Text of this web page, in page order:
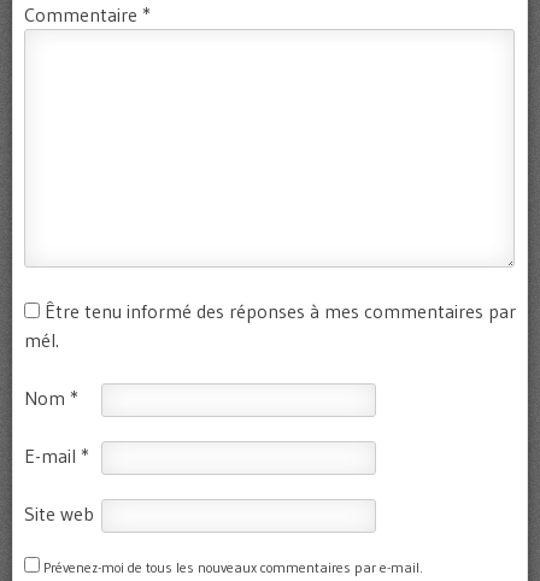
Commentaire *
Être tenu informé des réponses à mes commentaires par
mél.
Nom *
E-mail *
Site web
Prévenez-moi de tous les nouveaux commentaires par e-mail.